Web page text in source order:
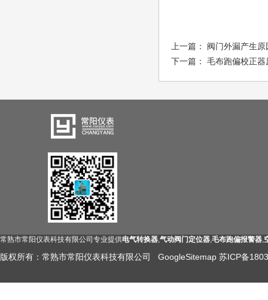
上一篇： 阀门外漏产生
下一篇： 毛布跑偏校正
常熟市常阳仪表科技有限公司专业提供电气转换器,气动阀门定位器,毛布跑偏报警器,
版权所有：常熟市常阳仪表科技有限公司 GoogleSitemap 苏ICP备